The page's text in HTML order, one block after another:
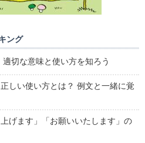
ング
切な意味と使い方を知ろう
正しい使い方とは？ 例文と一緒に覚
上げます」「お願いいたします」の